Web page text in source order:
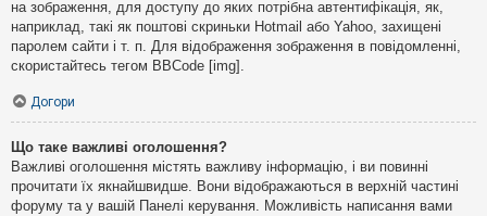
на зображення, для доступу до яких потрібна автентифікація, як,
наприклад, такі як поштові скриньки Hotmail або Yahoo, захищені
паролем сайти і т. п. Для відображення зображення в повідомленні,
скористайтесь тегом BBCode [img].
Догори
Що таке важливі оголошення?
Важливі оголошення містять важливу інформацію, і ви повинні
прочитати їх якнайшвидше. Вони відображаються в верхній частині
форуму та у вашій Панелі керування. Можливість написання вами